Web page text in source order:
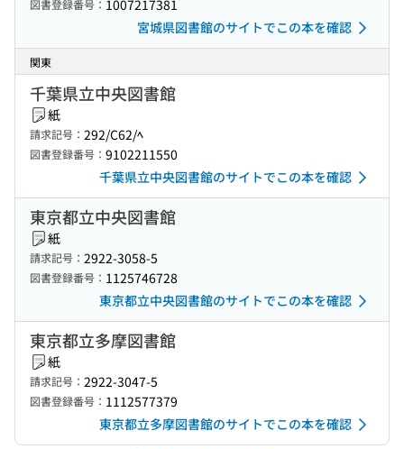
図書登録番号： 1007217381
宮城県図書館のサイトでこの本を確認
関東
千葉県立中央図書館
紙
請求記号： 292/C62/ﾍ
図書登録番号： 9102211550
千葉県立中央図書館のサイトでこの本を確認
東京都立中央図書館
紙
請求記号： 2922-3058-5
図書登録番号： 1125746728
東京都立中央図書館のサイトでこの本を確認
東京都立多摩図書館
紙
請求記号： 2922-3047-5
図書登録番号： 1112577379
東京都立多摩図書館のサイトでこの本を確認